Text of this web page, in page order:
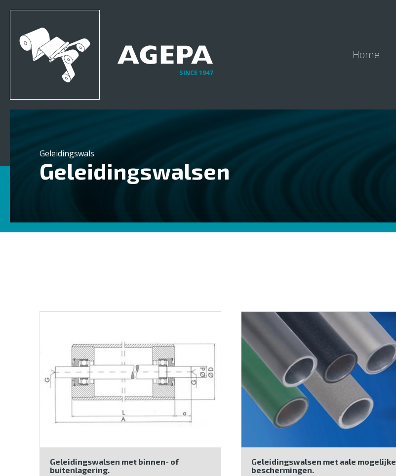
SINCE 1947
Home
Geleidingswals
Geleidingswalsen
Geleidingswalsen met binnen- of
buitenlagering.
Geleidingswalsen met aale mogelijke
beschermingen.